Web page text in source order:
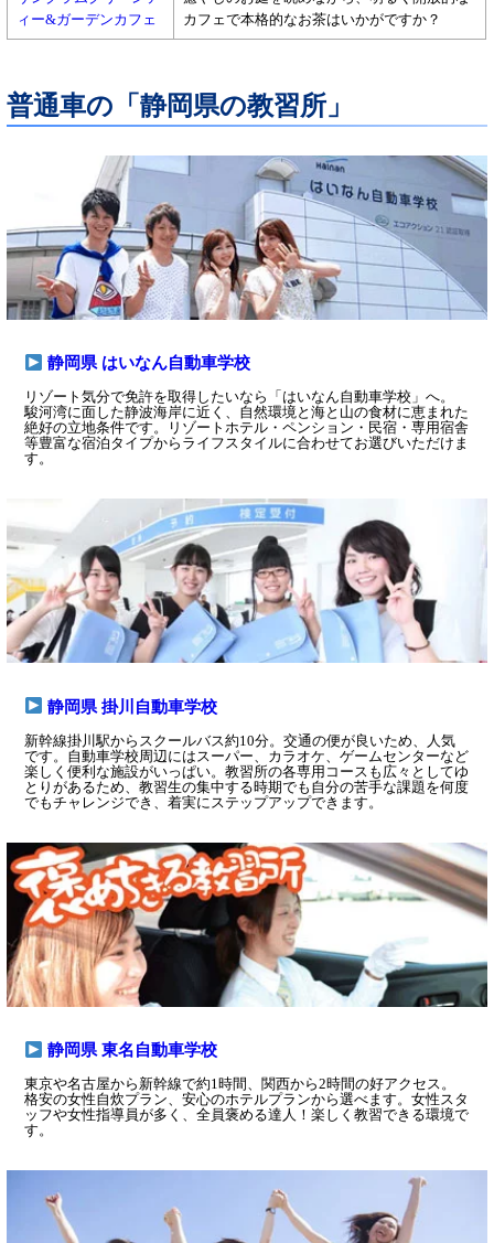
ィー&ガーデンカフェ
カフェで本格的なお茶はいかがですか？
普通車の「静岡県の教習所」
静岡県 はいなん自動車学校
リゾート気分で免許を取得したいなら「はいなん自動車学校」へ。
駿河湾に面した静波海岸に近く、自然環境と海と山の食材に恵まれた
絶好の立地条件です。リゾートホテル・ペンション・民宿・専用宿舎
等豊富な宿泊タイプからライフスタイルに合わせてお選びいただけま
す。
静岡県 掛川自動車学校
新幹線掛川駅からスクールバス約10分。交通の便が良いため、人気
です。自動車学校周辺にはスーパー、カラオケ、ゲームセンターなど
楽しく便利な施設がいっぱい。教習所の各専用コースも広々としてゆ
とりがあるため、教習生の集中する時期でも自分の苦手な課題を何度
でもチャレンジでき、着実にステップアップできます。
静岡県 東名自動車学校
東京や名古屋から新幹線で約1時間、関西から2時間の好アクセス。
格安の女性自炊プラン、安心のホテルプランから選べます。女性スタ
ッフや女性指導員が多く、全員褒める達人！楽しく教習できる環境で
す。